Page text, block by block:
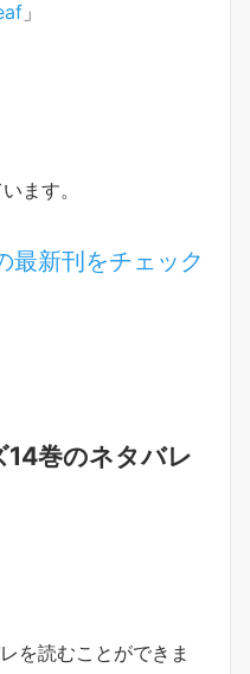
」
ます。
最新刊をチェック
巻のネタバレ
を読むことができま